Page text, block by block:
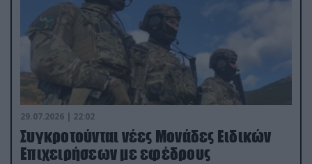
29.07.2026 | 22:02
Συγκροτούνται νέες Μονάδες Ειδικών
Επιχειρήσεων με εφέδρους